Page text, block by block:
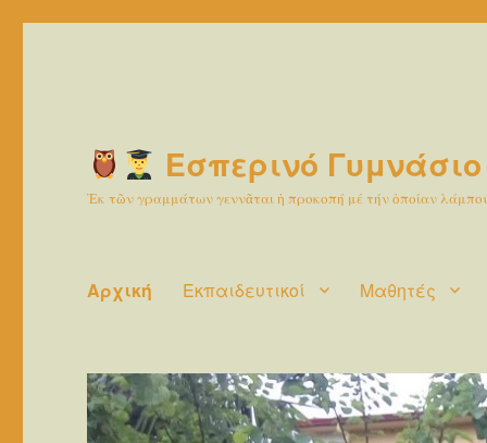
Εσπερινό
Ἐκ τῶν γραμμάτων γεννᾶται ἡ προκοπή μέ τήν ὁποίαν
Αρχική Εκπαιδευτικοί Μαθητές